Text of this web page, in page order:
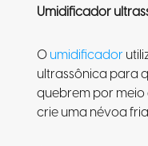
Umidificador
Oumidificador
ultrassônica para
quebrem por
crie uma névoa